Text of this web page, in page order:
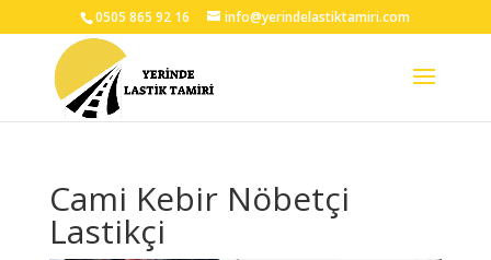
0505 865 92 16 info@yerindelastiktamiri.com
Cami Kebir Nöbetçi
Lastikçi